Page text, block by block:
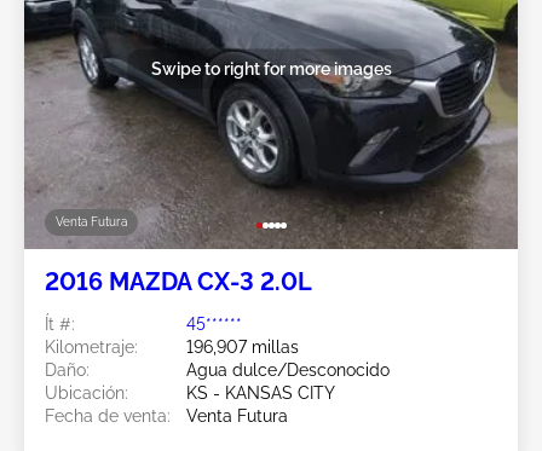
Venta Futura
Swipe to right for more images
2016 MAZDA CX-3 2.0L
Ít #:
45******
Kilometraje:
196,907 millas
Daño:
Agua dulce/Desconocido
Ubicación:
KS - KANSAS CITY
Fecha de venta:
Venta Futura